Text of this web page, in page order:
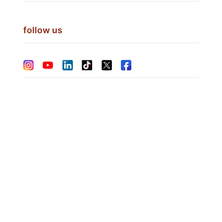
follow us